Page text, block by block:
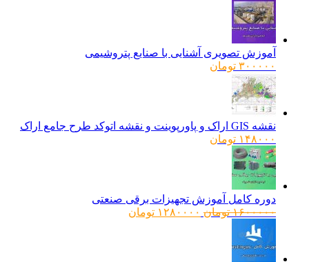
آموزش تصویری آشنایی با صنایع پتروشیمی
۳۰۰۰۰۰ تومان
نقشه GIS اراک و پاورپوینت و نقشه اتوکد طرح جامع اراک
۱۴۸۰۰۰ تومان
دوره کامل آموزش تجهیزات برقی صنعتی
۱۶۰۰۰۰۰ تومانقیمت
۱۲۸۰۰۰۰ تومانقیمت